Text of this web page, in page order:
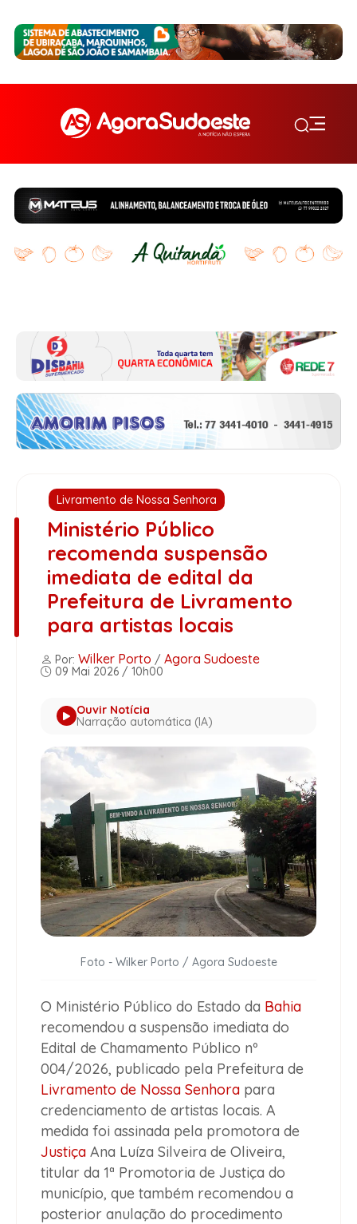
Livramento de Nossa Senhora
Ministério Público
recomenda suspensão
imediata de edital da
Prefeitura de Livramento
para artistas locais
Por: Wilker Porto / Agora Sudoeste
09 Mai 2026 / 10h00
Ouvir Notícia
Narração automática (IA)
Foto - Wilker Porto / Agora Sudoeste
O Ministério Público do Estado da Bahia
recomendou a suspensão imediata do
Edital de Chamamento Público nº
004/2026, publicado pela Prefeitura de
Livramento de Nossa Senhora para
credenciamento de artistas locais. A
medida foi assinada pela promotora de
Justiça Ana Luíza Silveira de Oliveira,
titular da 1ª Promotoria de Justiça do
município, que também recomendou a
posterior anulação do procedimento